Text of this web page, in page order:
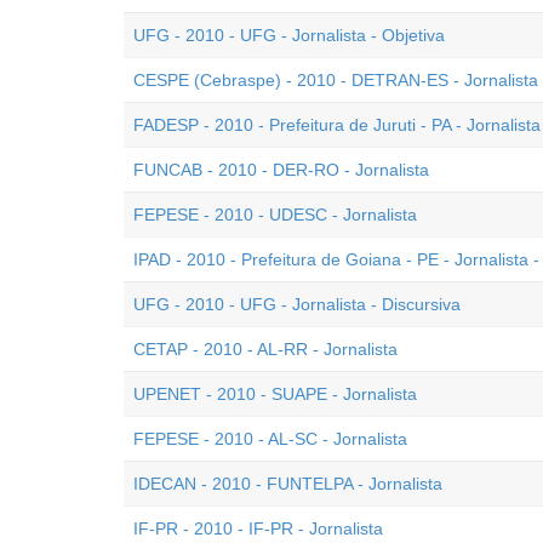
UFG - 2010 - UFG - Jornalista - Objetiva
CESPE (Cebraspe) - 2010 - DETRAN-ES - Jornalista
FADESP - 2010 - Prefeitura de Juruti - PA - Jornalista
FUNCAB - 2010 - DER-RO - Jornalista
FEPESE - 2010 - UDESC - Jornalista
IPAD - 2010 - Prefeitura de Goiana - PE - Jornalista -
UFG - 2010 - UFG - Jornalista - Discursiva
CETAP - 2010 - AL-RR - Jornalista
UPENET - 2010 - SUAPE - Jornalista
FEPESE - 2010 - AL-SC - Jornalista
IDECAN - 2010 - FUNTELPA - Jornalista
IF-PR - 2010 - IF-PR - Jornalista